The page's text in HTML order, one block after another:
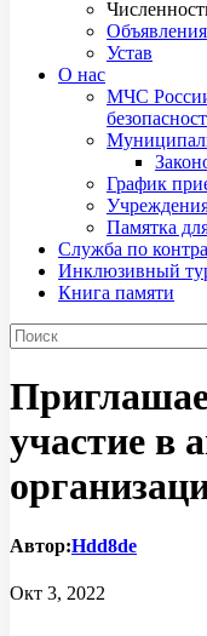
Объявления
Устав
О нас
МЧС
График
Памятка
Служба по
Инклюзивный
Книга памяти
участие в
Автор:Hdd8de
Окт 3, 2022